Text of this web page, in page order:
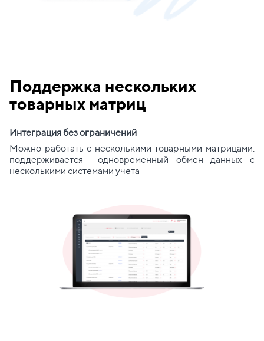
Поддержка нескольких
товарных матриц
Интеграция без ограничений
Можно работать с несколькими товарными матрицами:
поддерживается одновременный обмен данных с
несколькими системами учета